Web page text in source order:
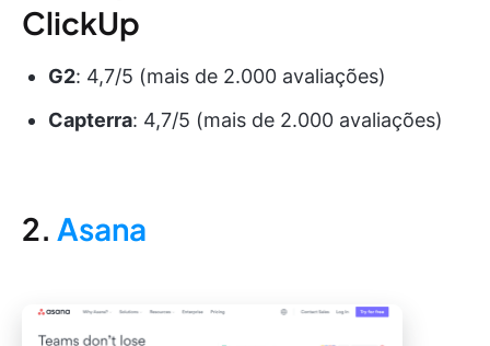
ClickUp
G2: 4,7/5 (mais de 2.000 avaliações)
Capterra: 4,7/5 (mais de 2.000 avaliações)
2. Asana